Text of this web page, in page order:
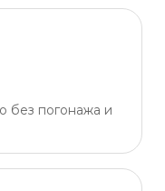
без погонажа и